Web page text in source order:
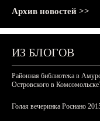
Архив новостей >>
ИЗ БЛОГОВ
Районная библиотека в
Островского в
Голая вечеринка Роснано